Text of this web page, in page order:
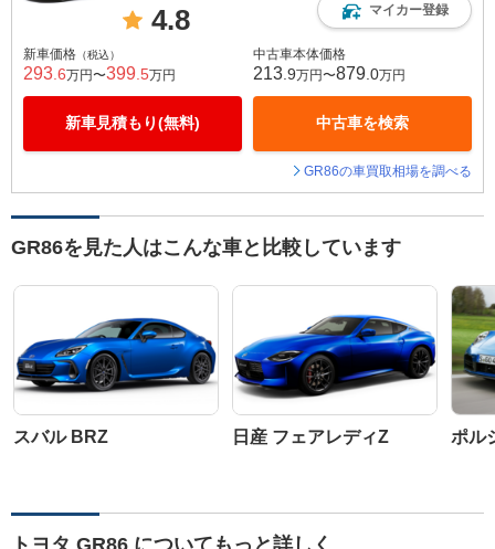
4.8 マイカー登録
新車価格 （税込）
293 .6万円〜399 .5万円
新車見積もり(無料)
中古車本体価格
213 .9万円〜879 .0万円
中古車を検索
GR86の車買取相場を調べる
GR86を見た人はこんな車と比較しています
スバル BRZ 日産 フェアレディZ ポル